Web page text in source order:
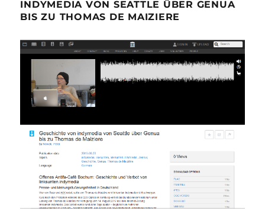
INDYMEDIA VON SEATTLE ÜBER GENUA
BIS ZU THOMAS DE MAIZIERE